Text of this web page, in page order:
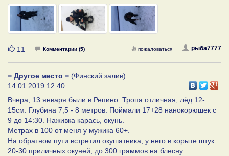
Нравится
11 Комментарии (5) рыба7777
пожаловаться
= Другое место = (Финский залив)
14.01.2019 12:40
Вчера, 13 января были в Репино. Тропа отличная, лёд 12-
15см. Глубина 7,5 - 8 метров. Поймали 17+28 нанокорюшек с
9 до 14:30. Наживка карась, окунь.
Метрах в 100 от меня у мужика 60+.
На обратном пути встретил окушатника, у него в корыте штук
20-30 приличных окуней, до 300 граммов на блесну.